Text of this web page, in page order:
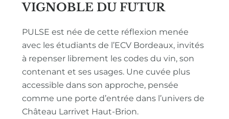
VIGNOBLE DU FUTUR
PULSE est née de cette réflexion menée
avec les étudiants de l’ECV Bordeaux, invités
à repenser librement les codes du vin, son
contenant et ses usages. Une cuvée plus
accessible dans son approche, pensée
comme une porte d’entrée dans l’univers de
Château Larrivet Haut-Brion.